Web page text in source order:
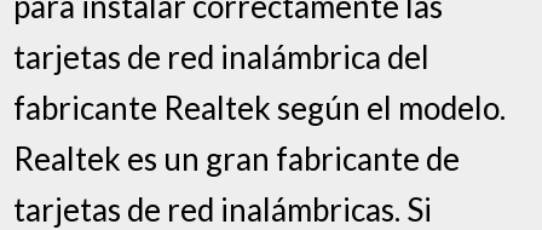
tarjetas de red inalámbrica del
fabricante Realtek según el modelo.
Realtek es un gran fabricante de
tarjetas de red inalámbricas. Si